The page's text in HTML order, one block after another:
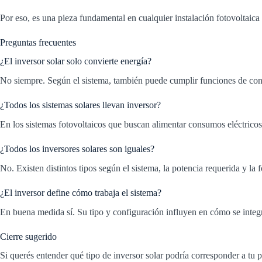
Por eso, es una pieza fundamental en cualquier instalación
Preguntas frecuentes
¿El inversor solar solo convierte energía?
No siempre. Según el sistema, también puede cumplir funciones de
¿Todos los sistemas solares llevan inversor?
En los sistemas fotovoltaicos que buscan alimentar consumos
¿Todos los inversores solares son iguales?
No. Existen distintos tipos según el sistema, la potencia requerida y la
¿El inversor define cómo trabaja el sistema?
En buena medida sí. Su tipo y configuración influyen en cómo se
Cierre sugerido
Si querés entender qué tipo de inversor solar podría corresponder a